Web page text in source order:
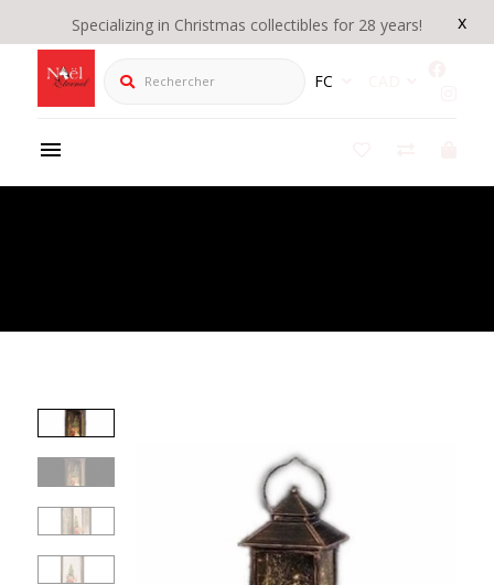
x
Specializing in Christmas collectibles for 28 years!
Rechercher FC